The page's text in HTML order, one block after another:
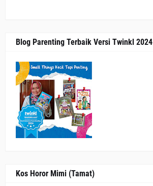
Blog Parenting Terbaik Versi Twinkl 2024
Kos Horor Mimi (Tamat)